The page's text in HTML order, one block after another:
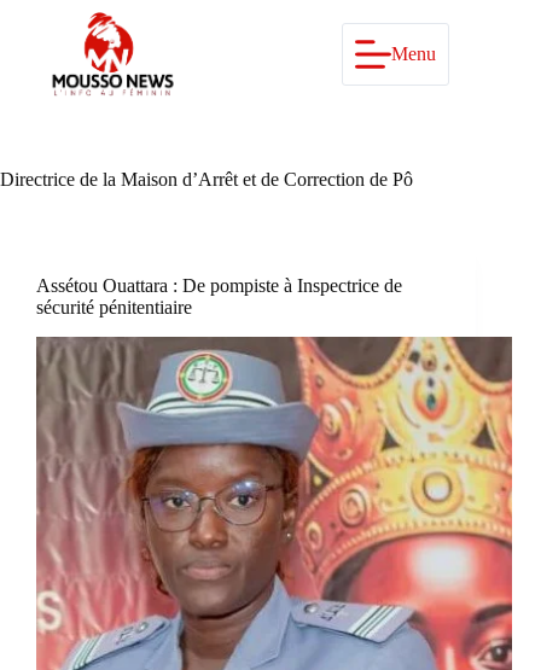
Menu
Directrice de la Maison d’Arrêt et de Correction de Pô
Assétou Ouattara : De pompiste à Inspectrice de
sécurité pénitentiaire